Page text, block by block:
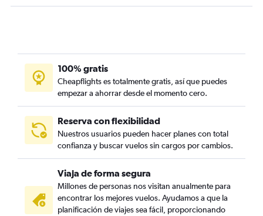
100% gratis
Cheapflights es totalmente gratis, así que puedes
empezar a ahorrar desde el momento cero.
Reserva con flexibilidad
Nuestros usuarios pueden hacer planes con total
confianza y buscar vuelos sin cargos por cambios.
Viaja de forma segura
Millones de personas nos visitan anualmente para
encontrar los mejores vuelos. Ayudamos a que la
planificación de viajes sea fácil, proporcionando